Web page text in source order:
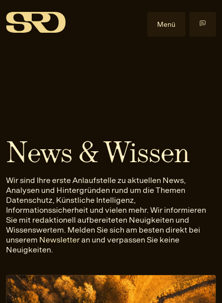
KI-Recht
Urheber- und Medienrecht
Künstliche Intelligenz
NIS2-Anwendbarkeit
Praxislehrgänge
Externe Events
Veröffentlichungen
Downloads
Team
Kontakt
EN Anfrage stellen
Menü
News & Wissen
Wir sind Ihre erste Anlaufstelle zu aktuellen News,
Analysen und Hintergründen rund um die Themen
Datenschutz, Künstliche Intelligenz,
Informationssicherheit und vielen mehr. Wir informieren
Sie mit redaktionell aufbereiteten Neuigkeiten und
Wissenswertem. Melden Sie sich am besten direkt bei
unserem Newsletteran und verpassen Sie keine
Neuigkeiten.